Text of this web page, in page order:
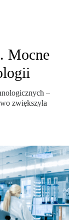
Mocne
–
zwiększyła